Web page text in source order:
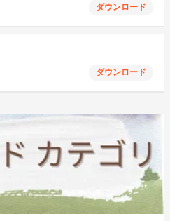
ダウンロード
ダウンロード